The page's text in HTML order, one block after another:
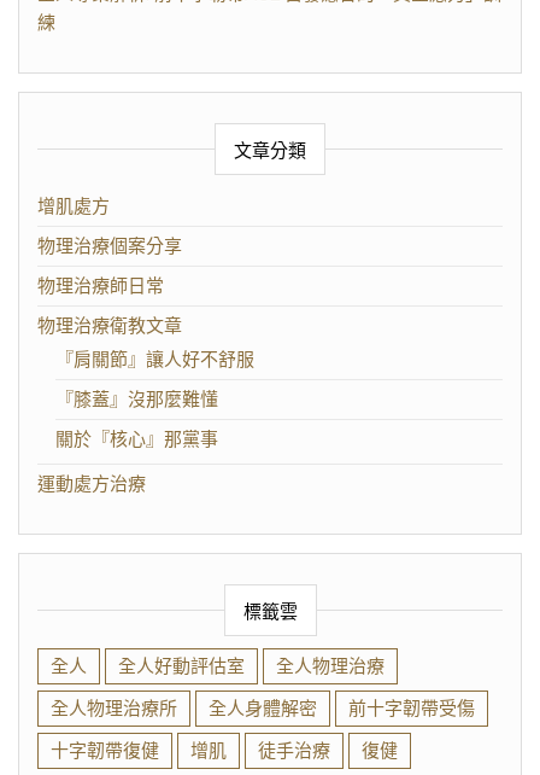
練
文章分類
增肌處方
物理治療個案分享
物理治療師日常
物理治療衛教文章
『肩關節』讓人好不舒服
『膝蓋』沒那麼難懂
關於『核心』那黨事
運動處方治療
標籤雲
全人 全人好動評估室
全人物理治療
全人物理治療所
全人身體解密
前十字韌帶受傷
十字韌帶復健
增肌 徒手治療 復健